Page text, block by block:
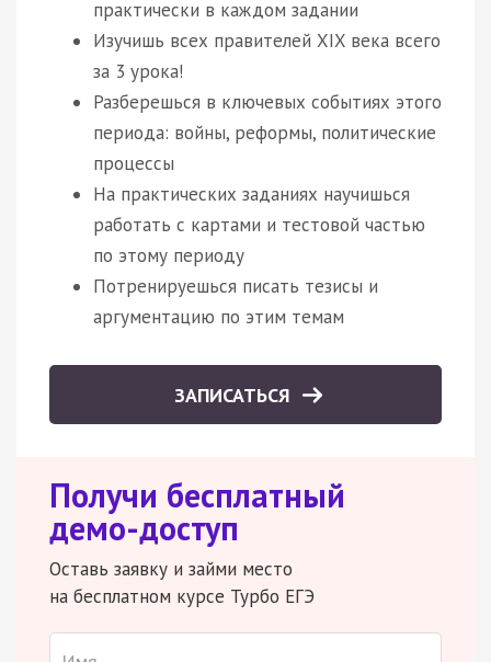
практически в каждом задании
Изучишь всех правителей XIX века всего
за 3 урока!
Разберешься в ключевых событиях этого
периода: войны, реформы, политические
процессы
На практических заданиях научишься
работать с картами и тестовой частью
по этому периоду
Потренируешься писать тезисы и
аргументацию по этим темам
ЗАПИСАТЬСЯ
Получи бесплатный
демо-доступ
Оставь заявку и займи место
на бесплатном курсе Турбо ЕГЭ